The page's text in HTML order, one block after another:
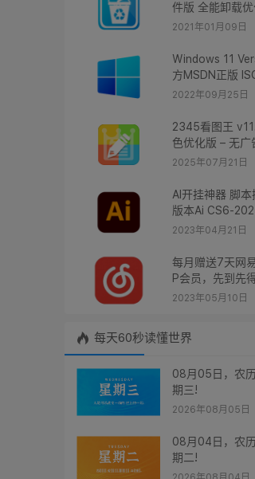
件版 全能卸载
2021年01月09日
Windows 11
方MSDN正版
2022年09月25日
2345看图王
色优化版 – 无广
2025年07月21日
AI开挂神器 脚
版本Ai CS6-
2023年04月21日
每月赠送7天网
P会员，先到先
2023年05月10日
每天60秒读懂世界
08月05日，农
期三!
2026年08月05日
08月04日，农
期二!